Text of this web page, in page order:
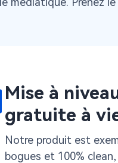
Mise à
gratuite à
Notre produit est
bogues et 100%